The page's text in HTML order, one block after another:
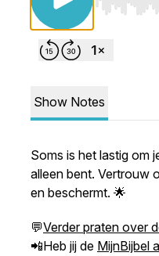
Use Left/
Show Notes
Soms is het lastig om
alleen bent. Vertrouw
en beschermt. 🌟
💬Verder praten over
📲Heb jij de MijnBijbel